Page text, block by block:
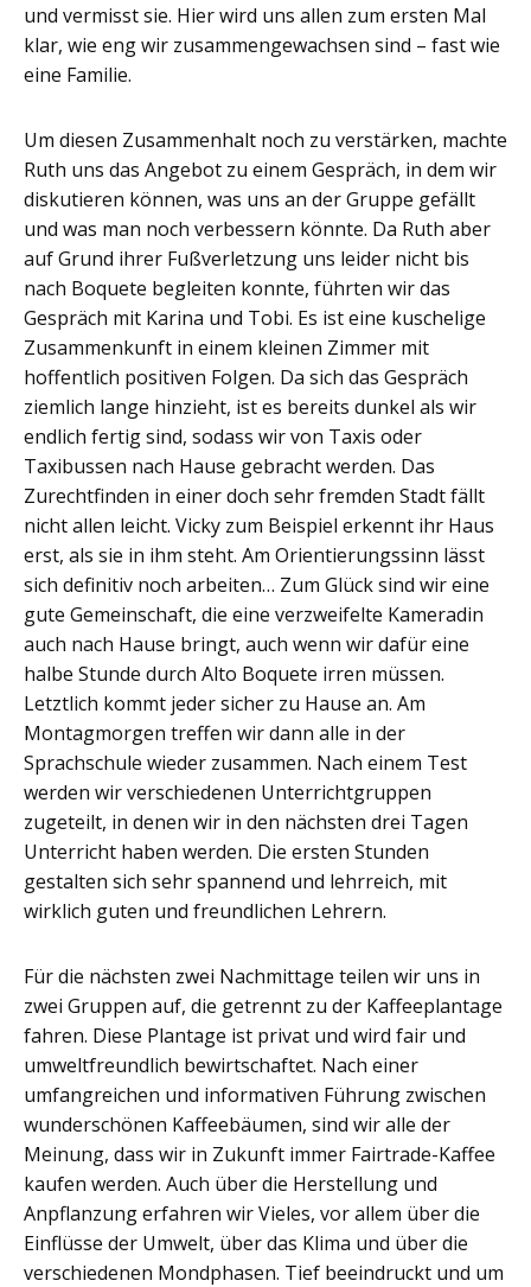
und vermisst sie. Hier wird uns allen zum ersten Mal
klar, wie eng wir zusammengewachsen sind – fast wie
eine Familie.
Um diesen Zusammenhalt noch zu verstärken, machte
Ruth uns das Angebot zu einem Gespräch, in dem wir
diskutieren können, was uns an der Gruppe gefällt
und was man noch verbessern könnte. Da Ruth aber
auf Grund ihrer Fußverletzung uns leider nicht bis
nach Boquete begleiten konnte, führten wir das
Gespräch mit Karina und Tobi. Es ist eine kuschelige
Zusammenkunft in einem kleinen Zimmer mit
hoffentlich positiven Folgen. Da sich das Gespräch
ziemlich lange hinzieht, ist es bereits dunkel als wir
endlich fertig sind, sodass wir von Taxis oder
Taxibussen nach Hause gebracht werden. Das
Zurechtfinden in einer doch sehr fremden Stadt fällt
nicht allen leicht. Vicky zum Beispiel erkennt ihr Haus
erst, als sie in ihm steht. Am Orientierungssinn lässt
sich definitiv noch arbeiten… Zum Glück sind wir eine
gute Gemeinschaft, die eine verzweifelte Kameradin
auch nach Hause bringt, auch wenn wir dafür eine
halbe Stunde durch Alto Boquete irren müssen.
Letztlich kommt jeder sicher zu Hause an. Am
Montagmorgen treffen wir dann alle in der
Sprachschule wieder zusammen. Nach einem Test
werden wir verschiedenen Unterrichtgruppen
zugeteilt, in denen wir in den nächsten drei Tagen
Unterricht haben werden. Die ersten Stunden
gestalten sich sehr spannend und lehrreich, mit
wirklich guten und freundlichen Lehrern.
Für die nächsten zwei Nachmittage teilen wir uns in
zwei Gruppen auf, die getrennt zu der Kaffeeplantage
fahren. Diese Plantage ist privat und wird fair und
umweltfreundlich bewirtschaftet. Nach einer
umfangreichen und informativen Führung zwischen
wunderschönen Kaffeebäumen, sind wir alle der
Meinung, dass wir in Zukunft immer Fairtrade-Kaffee
kaufen werden. Auch über die Herstellung und
Anpflanzung erfahren wir Vieles, vor allem über die
Einflüsse der Umwelt, über das Klima und über die
verschiedenen Mondphasen. Tief beeindruckt und um